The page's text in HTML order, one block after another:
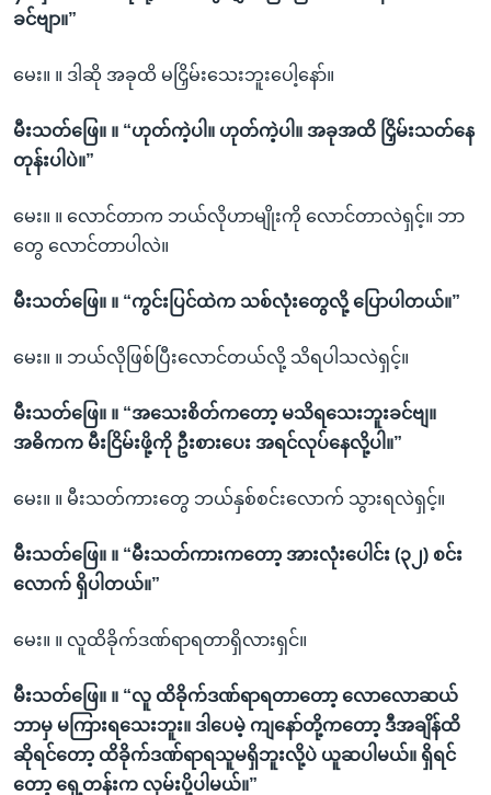
ခင်ဗျာ။”
မေး။ ။ ဒါဆို အခုထိ မငြှိမ်းသေးဘူးပေါ့နော်။
မီးသတ်ဖြေ။ ။ “ဟုတ်ကဲ့ပါ။ ဟုတ်ကဲ့ပါ။ အခုအထိ ငြှိမ်းသတ်နေ
တုန်းပါပဲ။”
မေး။ ။ လောင်တာက ဘယ်လိုဟာမျိုးကို လောင်တာလဲရှင့်။ ဘာ
တွေ လောင်တာပါလဲ။
မီးသတ်ဖြေ။ ။ “ကွင်းပြင်ထဲက သစ်လုံးတွေလို့ ပြောပါတယ်။”
မေး။ ။ ဘယ်လိုဖြစ်ပြီးလောင်တယ်လို့ သိရပါသလဲရှင့်။
မီးသတ်ဖြေ။ ။ “အသေးစိတ်ကတော့ မသိရသေးဘူးခင်ဗျ။
အဓိကက မီးငြိမ်းဖို့ကို ဦးစားပေး အရင်လုပ်နေလို့ပါ။”
မေး။ ။ မီးသတ်ကားတွေ ဘယ်နှစ်စင်းလောက် သွားရလဲရှင့်။
မီးသတ်ဖြေ။ ။ “မီးသတ်ကားကတော့ အားလုံးပေါင်း (၃၂) စင်း
လောက် ရှိပါတယ်။”
မေး။ ။ လူထိခိုက်ဒဏ်ရာရတာရှိလားရှင်။
မီးသတ်ဖြေ။ ။ “လူ ထိခိုက်ဒဏ်ရာရတာတော့ လောလောဆယ်
ဘာမှ မကြားရသေးဘူး။ ဒါပေမဲ့ ကျနော်တို့ကတော့ ဒီအချိန်ထိ
ဆိုရင်တော့ ထိခိုက်ဒဏ်ရာရသူမရှိဘူးလို့ပဲ ယူဆပါမယ်။ ရှိရင်
တော့ ရှေ့တန်းက လှမ်းပို့ပါမယ်။”